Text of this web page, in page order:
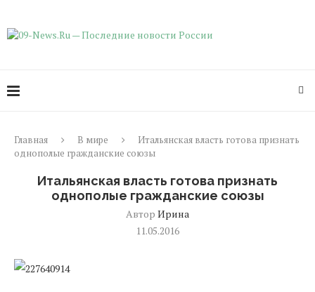
Главная В мире
Итальянская власть готова признать
однополые гражданские союзы
Итальянская власть готова признать
однополые гражданские союзы
Автор Ирина
11.05.2016